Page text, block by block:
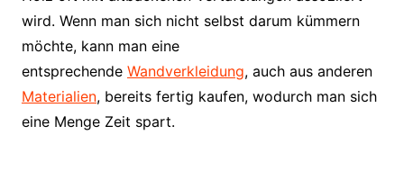
wird. Wenn man sich nicht selbst darum kümmern
möchte, kann man eine
entsprechende Wandverkleidung, auch aus anderen
Materialien, bereits fertig kaufen, wodurch man sich
eine Menge Zeit spart.